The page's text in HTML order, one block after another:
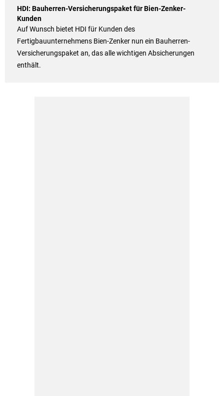
HDI: Bauherren-Versicherungspaket für Bien-Zenker-
Kunden
Auf Wunsch bietet HDI für Kunden des
Fertigbauunternehmens Bien-Zenker nun ein Bauherren-
Versicherungspaket an, das alle wichtigen Absicherungen
enthält.